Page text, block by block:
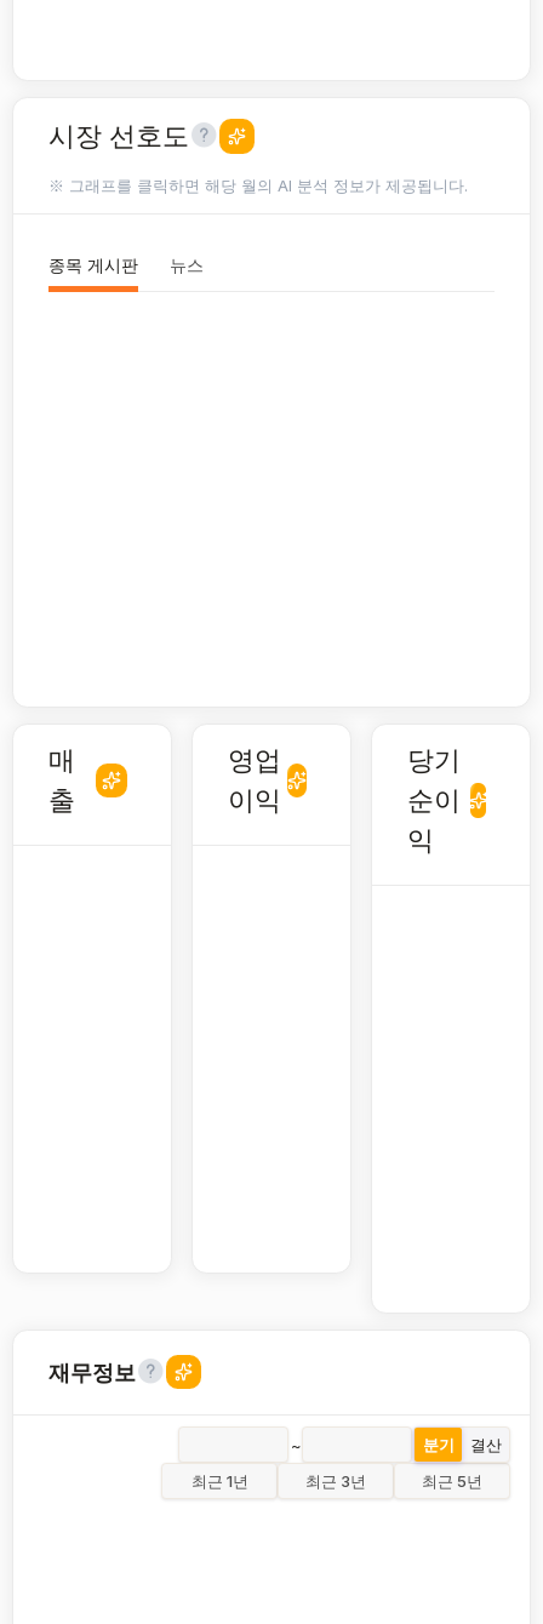
시장 선호도
※ 그래프를 클릭하면 해당 월의 AI 분석 정보가 제공됩니다.
종목 게시판 뉴스
매
출
영업
이익
당기
순이
익
재무정보
~ 분기
결산
최근 1년
최근 3년 최근 5년